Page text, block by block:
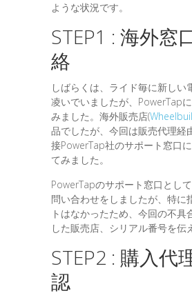
ような状況です。
STEP1 : 海外窓
絡
しばらくは、ライド毎に新しい
凌いでいましたが、PowerTap
みました。海外販売店(
品でしたが、今回は販売代理経
接PowerTap社のサポート窓口
てみました。
PowerTapのサポート窓口とし
問い合わせをしましたが、特に
トはなかったため、今回の不具
した販売店、シリアル番号を伝
STEP2 : 購入代
認